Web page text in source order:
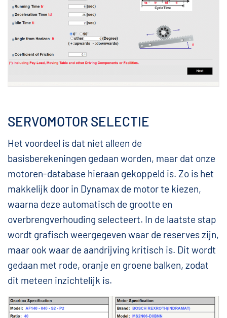
SERVOMOTOR SELECTIE
Het voordeel is dat niet alleen de
basisberekeningen gedaan worden, maar dat onze
motoren-database hieraan gekoppeld is. Zo is het
makkelijk door in Dynamax de motor te kiezen,
waarna deze automatisch de grootte en
overbrengverhouding selecteert. In de laatste stap
wordt grafisch weergegeven waar de reserves zijn,
maar ook waar de aandrijving kritisch is. Dit wordt
gedaan met rode, oranje en groene balken, zodat
dit meteen inzichtelijk is.